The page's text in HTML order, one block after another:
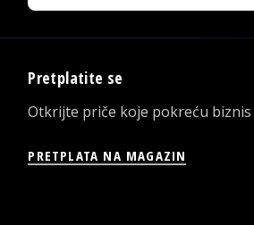
Pretplatite se
Otkrijte priče koje pokreću biznis
PRETPLATA NA MAGAZIN